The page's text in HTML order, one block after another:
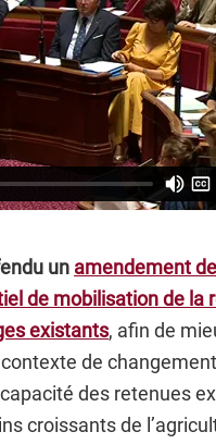
un amendement
de mobilisation de
existants, afin de
de
des retenues
croissants de